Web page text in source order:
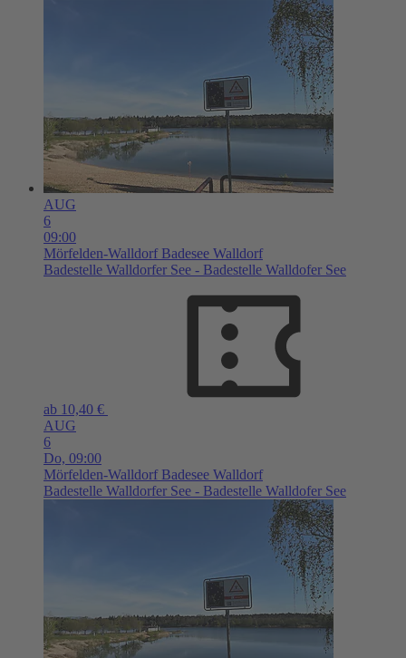
AUG
6
09:00
Mörfelden-Walldorf Badesee Walldorf
Badestelle Walldorfer See - Badestelle Walldofer See
ab 10,40 €
AUG
6
Do, 09:00
Mörfelden-Walldorf Badesee Walldorf
Badestelle Walldorfer See - Badestelle Walldofer See